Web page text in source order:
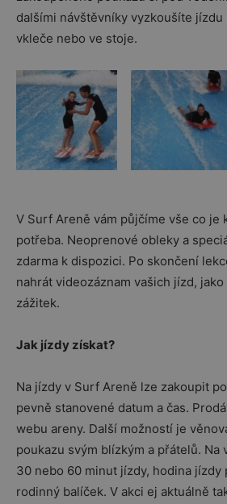
dalšími návštěvníky vyzkoušíte jízdu
vkleče nebo ve stoje.
V Surf Areně vám půjčíme vše co je
potřeba. Neoprenové obleky a
zdarma k dispozici. Po skončení
nahrát videozáznam vašich jízd,
zážitek.
Jak jízdy získat?
Na jízdy v Surf Areně lze zakoupit
pevně stanovené datum a čas.
webu areny. Další možností je
poukazu svým blízkým a přátelů. Na
30 nebo 60 minut jízdy, hodina jízdy
rodinný balíček. V akci ej aktuálně